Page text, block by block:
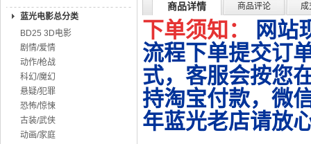
蓝光电影总分类
BD25 3D电影
剧情/爱情
动作/枪战
科幻/魔幻
悬疑/犯罪
恐怖/惊悚
古装/武侠
动画/家庭
商品详情 商品评论 成
下单须知：
网站
流程下单提交订
式，客服会按您
持淘宝付款，微
年蓝光老店请放